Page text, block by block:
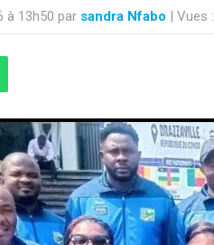
à 13h50 par sandra Nfabo | Vues